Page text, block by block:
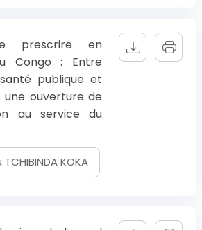
prescrire en
Congo : Entre
publique et
une ouverture de
au service du
KOKA